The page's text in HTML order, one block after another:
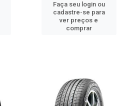
Faça seu login ou
cadastre-se para
ver preços e
comprar